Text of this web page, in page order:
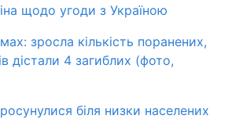
щодо угоди з Україною
зросла кількість поранених,
дістали 4 загиблих (фото,
біля низки населених